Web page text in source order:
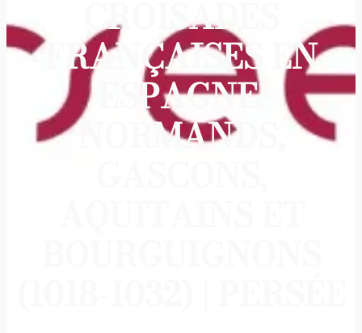
CROISADES
FRANÇAISES EN
ESPAGNE.
NORMANDS,